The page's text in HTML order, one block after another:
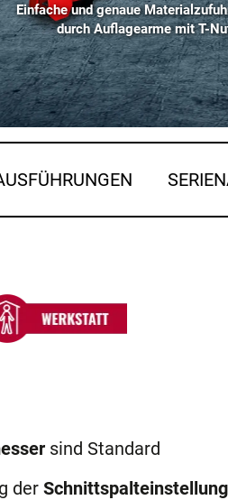
Einfache und genaue
durch Auflagearme mit T-
sind Standard
der Schnittspalteinstellung